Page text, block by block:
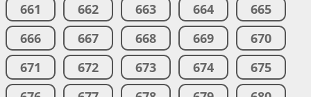
661
662 663 664
665
666
667 668 669
670
671
672 673 674
675